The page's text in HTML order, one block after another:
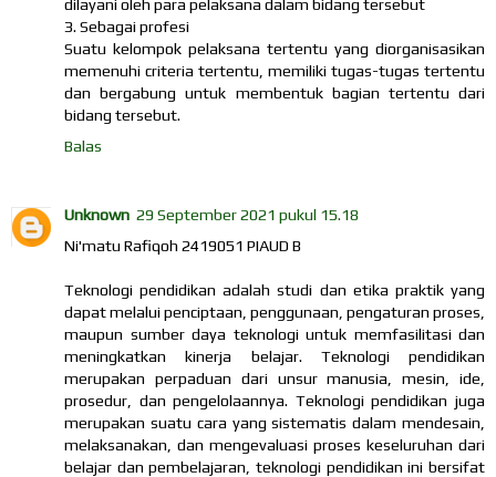
dilayani oleh para pelaksana dalam bidang tersebut
3. Sebagai profesi
Suatu kelompok pelaksana tertentu yang diorganisasikan
memenuhi criteria tertentu, memiliki tugas-tugas tertentu
dan bergabung untuk membentuk bagian tertentu dari
bidang tersebut.
Balas
Unknown 29 September 2021 pukul 15.18
Ni'matu Rafiqoh 2419051 PIAUD B
Teknologi pendidikan adalah studi dan etika praktik yang
dapat melalui penciptaan, penggunaan, pengaturan proses,
maupun sumber daya teknologi untuk memfasilitasi dan
meningkatkan kinerja belajar. Teknologi pendidikan
merupakan perpaduan dari unsur manusia, mesin, ide,
prosedur, dan pengelolaannya. Teknologi pendidikan juga
merupakan suatu cara yang sistematis dalam mendesain,
melaksanakan, dan mengevaluasi proses keseluruhan dari
belajar dan pembelajaran, teknologi pendidikan ini bersifat